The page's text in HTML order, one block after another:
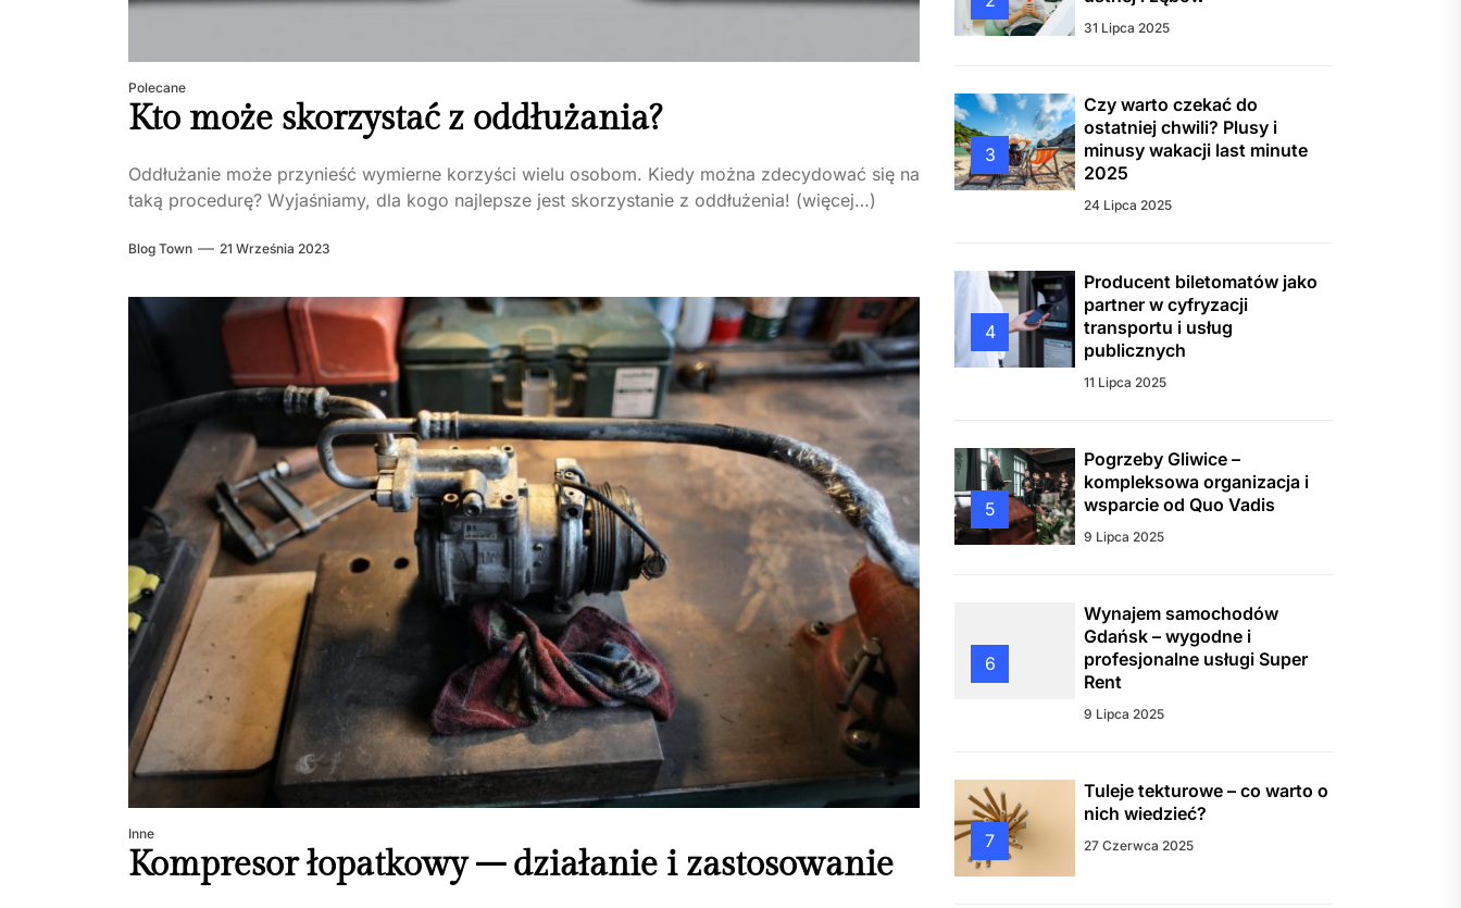
Polecane
Kto może skorzystać z oddłużania?
Oddłużanie może przynieść wymierne korzyści wielu osobom. Kiedy można zdecydować się na
taką procedurę? Wyjaśniamy, dla kogo najlepsze jest skorzystanie z oddłużenia! (więcej…)
Blog Town 21 Września 2023
Inne
Kompresor łopatkowy – działanie i zastosowanie
31 Lipca 2025
3
Czy warto czekać do
ostatniej chwili? Plusy i
minusy wakacji last minute
2025
24 Lipca 2025
4
Producent biletomatów jako
partner w cyfryzacji
transportu i usług
publicznych
11 Lipca 2025
5
Pogrzeby Gliwice –
kompleksowa organizacja i
wsparcie od Quo Vadis
9 Lipca 2025
6
Wynajem samochodów
Gdańsk – wygodne i
profesjonalne usługi Super
Rent
9 Lipca 2025
7
Tuleje tekturowe – co warto o
nich wiedzieć?
27 Czerwca 2025